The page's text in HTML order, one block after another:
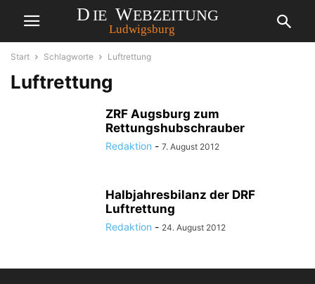
Start Schlagworte Luftrettung
Luftrettung
ZRF Augsburg zum
Rettungshubschrauber
Redaktion - 7. August 2012
Halbjahresbilanz der DRF
Luftrettung
Redaktion - 24. August 2012